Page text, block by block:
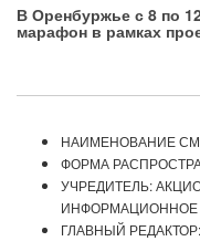
В Оренбуржье с 8 по
марафон в рамках
НАИМЕНОВАНИЕ
ФОРМА
УЧРЕДИТЕЛЬ:
ИНФОРМАЦИОННОЕ
ГЛАВНЫЙ РЕДАКТОР: